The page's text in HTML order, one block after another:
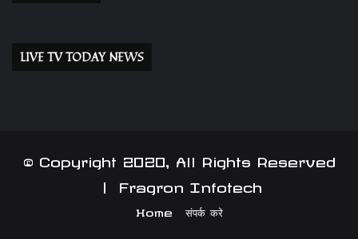
LIVE TV TODAY NEWS
© Copyright 2020, All Rights Reserved
| Fragron Infotech
Home संपर्क करे